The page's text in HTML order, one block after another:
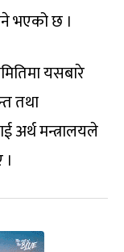
भएको छ ।
यसबारे
तथा
अर्थ मन्त्रालयले